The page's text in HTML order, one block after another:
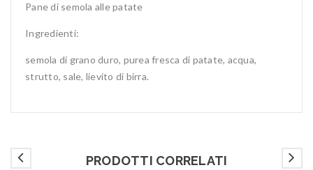
Pane di semola alle patate
Ingredienti:
semola di grano duro, purea fresca di patate, acqua,
strutto, sale, lievito di birra.
PRODOTTI CORRELATI